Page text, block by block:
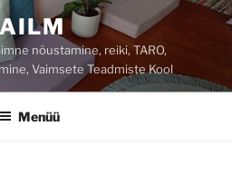
nõustamine, reiki, TARO,
Vaimsete Teadmiste Kool
Menüü